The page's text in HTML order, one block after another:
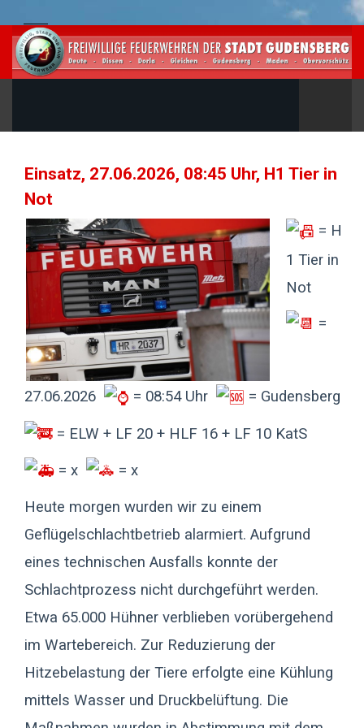
Einsatz, 27.06.2026, 08:45 Uhr, H1 Tier in
Not
= H
1 Tier in
Not
=
27.06.2026 = 08:54 Uhr = Gudensberg
= ELW + LF 20 + HLF 16 + LF 10 KatS
= x = x
Heute morgen wurden wir zu einem
Geflügelschlachtbetrieb alarmiert. Aufgrund
eines technischen Ausfalls konnte der
Schlachtprozess nicht durchgeführt werden.
Etwa 65.000 Hühner verblieben vorübergehend
im Wartebereich. Zur Reduzierung der
Hitzebelastung der Tiere erfolgte eine Kühlung
mittels Wasser und Druckbelüftung. Die